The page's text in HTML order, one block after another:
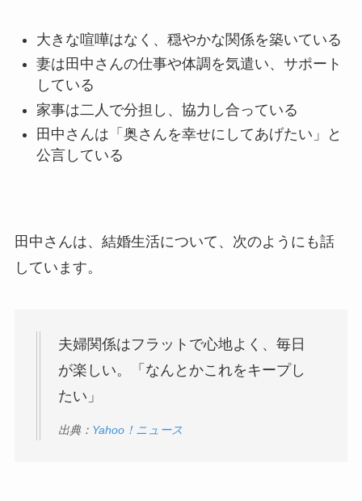
大きな喧嘩はなく、穏やかな関係を築いている
妻は田中さんの仕事や体調を気遣い、サポート
している
家事は二人で分担し、協力し合っている
田中さんは「奥さんを幸せにしてあげたい」と
公言している
田中さんは、結婚生活について、次のようにも話
しています。
夫婦関係はフラットで心地よく、毎日
が楽しい。「なんとかこれをキープし
たい」
出典： Yahoo！ニュース